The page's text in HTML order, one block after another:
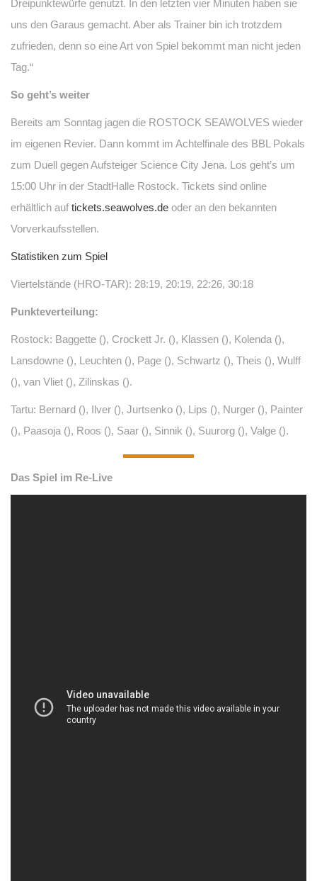
Dreipunktewürfe genutzt. In den letzten vier Minuten haben sie
uns den Garaus gemacht. Aber als Trainer bin ich trotzdem
zufrieden, denn so eine Art von Spiel bekommt man nicht jeden
Tag.“
So geht’s weiter
Bereits am Sonntag jagen die ROSTOCK SEAWOLVES wieder
im eigenen Revier. Dann kommt im Achtelfinale des BBL Pokals
zum Duell gegen Aufsteiger Science City Jena. Los geht’s um
15:00 Uhr in der StadtHalle Rostock. Tickets sind online
erhältlich auf tickets.seawolves.de oder an den bekannten
Vorverkaufsstellen.
Statistiken zum Spiel
Viertelstände (HRO-TAR): 28:19, 20:19, 22:26, 30:18
Punkteverteilung:
Rostock: Baggette (), Crockett Jr. (), Klassen (), Kolenda (),
Lansdowne (), Leuchten (), Page (), Schwartz (), Theis (), Wulff
(), van Vliet (), Zilinskas ().
Tartu: Bernard (), Ilver (), Jurtsenko (), Lips (), Nurger (), Painter
(), Paasoja (), Roos (), Saar (), Sinnik (), Suurorg (), Valge ().
Das Spiel im Re-Live